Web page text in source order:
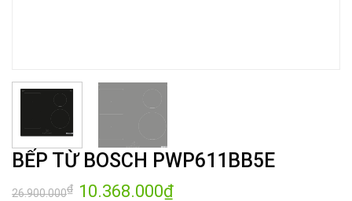
BẾP TỪ BOSCH PWP611BB5E
26.900.000₫ Giá
10.368.000₫Giá